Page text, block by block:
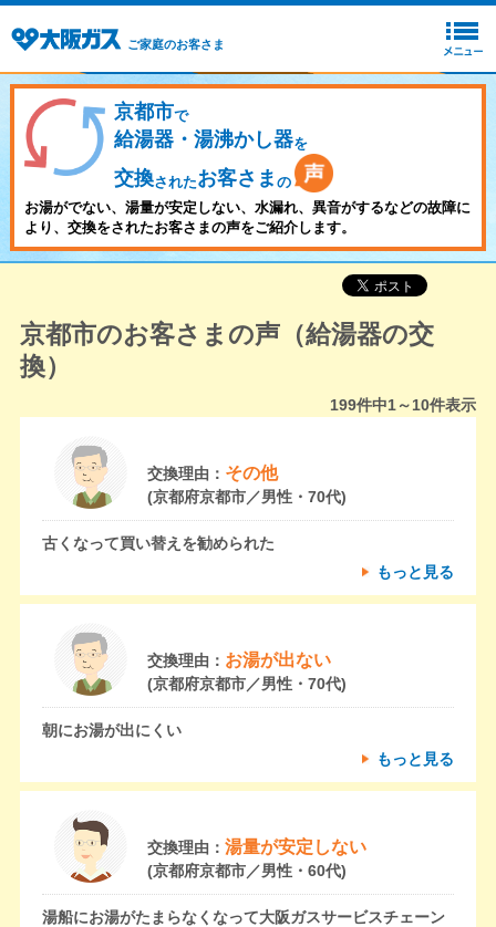
ご家庭のお客さま
京都市で
給湯器・湯沸かし器を
交換されたお客さま の
お湯がでない、湯量が安定しない、水漏れ、異音がするなどの故障に
より、交換をされたお客さまの声をご紹介します。
京都市のお客さまの声（給湯器の交
換）
199件中1～10件表示
交換理由： その他
(京都府京都市／男性・70代)
古くなって買い替えを勧められた
もっと見る
交換理由： お湯が出ない
(京都府京都市／男性・70代)
朝にお湯が出にくい
もっと見る
交換理由： 湯量が安定しない
(京都府京都市／男性・60代)
湯船にお湯がたまらなくなって大阪ガスサービスチェーン